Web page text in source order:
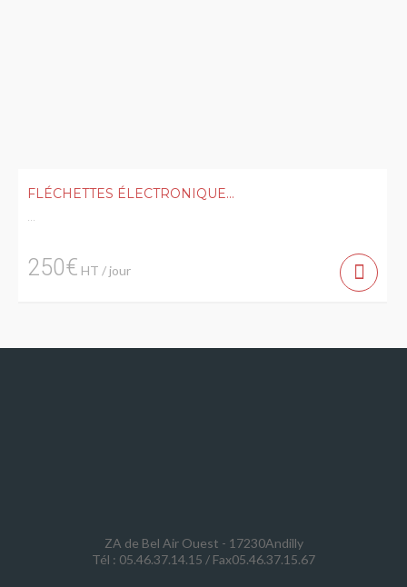
FLÉCHETTES ÉLECTRONIQUE...
250€ HT / jour
ZA de Bel Air Ouest - 17230Andilly
Tél : 05.46.37.14.15 / Fax05.46.37.15.67